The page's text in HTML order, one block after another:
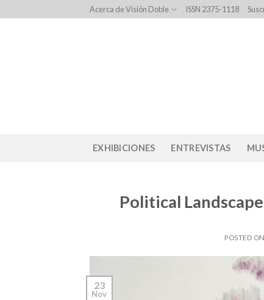
to
Acerca de Visión Doble ISSN 2375-1118
EXHIBICIONES ENTREVISTAS
Political
POSTED ON
23
Nov